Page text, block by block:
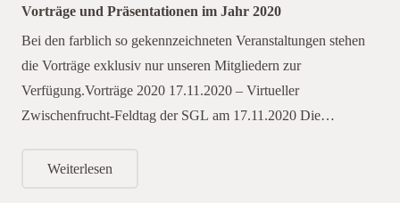
Vorträge und Präsentationen im Jahr 2020
Bei den farblich so gekennzeichneten Veranstaltungen stehen
die Vorträge exklusiv nur unseren Mitgliedern zur
Verfügung.Vorträge 2020 17.11.2020 – Virtueller
Zwischenfrucht-Feldtag der SGL am 17.11.2020 Die…
Weiterlesen